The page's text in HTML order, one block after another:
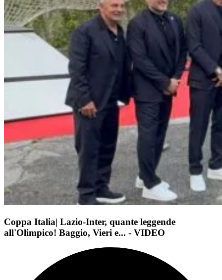
Coppa Italia| Lazio-Inter, quante leggende
all'Olimpico! Baggio, Vieri e... - VIDEO